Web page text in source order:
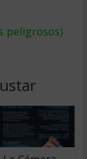
peligrosos)